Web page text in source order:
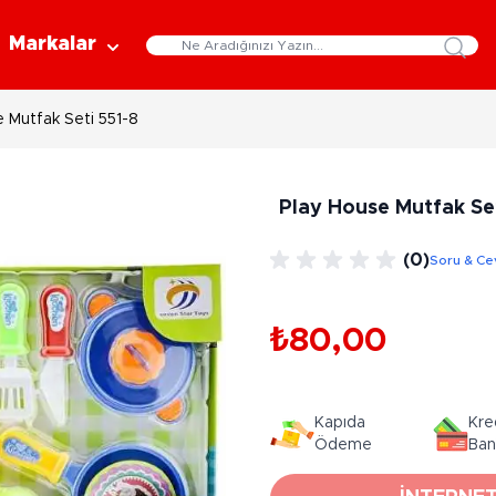
Eğitici Oyuncaklar
Müzik Aletleri
Oyunlar
Arkadaş - Aile Kutu Oyunları
Çocuk Kutu Oyunları
Eğitici Oyunlar
Et Bebekler
Fonksiyonlu Bebekler
Oyuncak Bebek Aksesuarları
Aksesuar
3-5 Yaş 6-9 Yaş
Markalar
Mutfak Seti 551-8
Play House Mutfak
(0)Soru &
₺80,00
Kapıda
Ödeme